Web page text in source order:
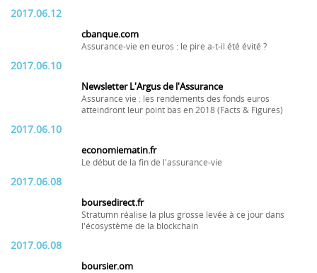
2017.06.12
cbanque.com
Assurance-vie en euros : le pire a-t-il été évité ?
2017.06.10
Newsletter L'Argus de l'Assurance
Assurance vie : les rendements des fonds euros
atteindront leur point bas en 2018 (Facts & Figures)
2017.06.10
economiematin.fr
Le début de la fin de l'assurance-vie
2017.06.08
boursedirect.fr
Stratumn réalise la plus grosse levée à ce jour dans
l'écosystème de la blockchain
2017.06.08
boursier.om